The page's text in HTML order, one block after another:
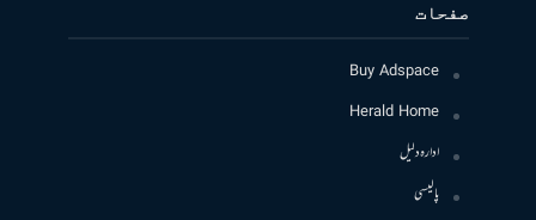
صفحات
Buy Adspace
Herald Home
ادارہ دلیل
پالیسی